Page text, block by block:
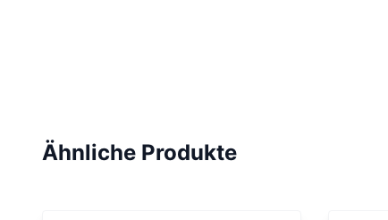
Ähnliche Produkte